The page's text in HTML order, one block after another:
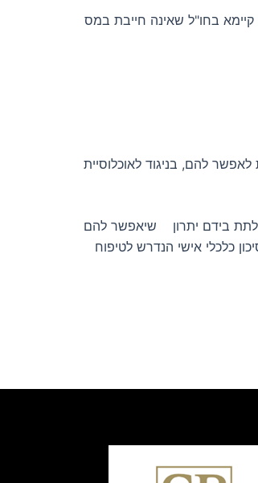
קיימא בחו"ל שאינה חייבת במס
לאפשר להם, בניגוד לאוכלוסיית
לתת בידם יתרון שיאפשר להם
כלכלי אישי הנדרש לטיפוח